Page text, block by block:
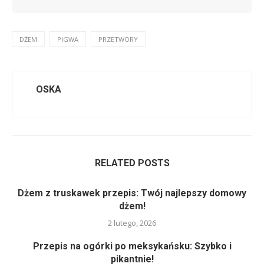
DŻEM PIGWA PRZETWORY
OSKA
RELATED POSTS
Dżem z truskawek przepis: Twój najlepszy domowy
dżem!
2 lutego, 2026
Przepis na ogórki po meksykańsku: Szybko i
pikantnie!